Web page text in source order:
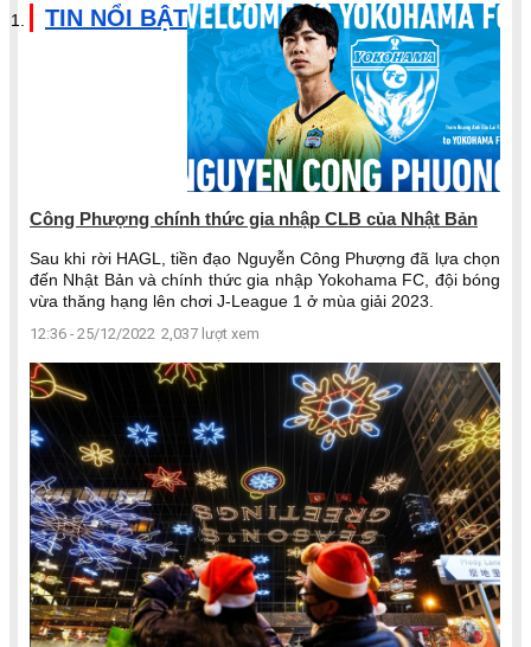
TIN NỔI BẬT
Công Phượng chính thức gia nhập CLB của Nhật Bản
Sau khi rời HAGL, tiền đạo Nguyễn Công Phượng đã lựa chọn
đến Nhật Bản và chính thức gia nhập Yokohama FC, đội bóng
vừa thăng hạng lên chơi J-League 1 ở mùa giải 2023.
12:36 - 25/12/2022 2,037 lượt xem